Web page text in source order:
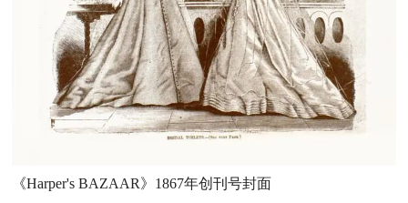
《Harper's BAZAAR》1867年创刊号封面